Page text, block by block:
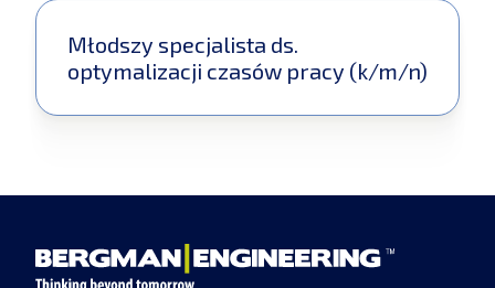
Młodszy specjalista ds.
optymalizacji czasów pracy (k/m/n)